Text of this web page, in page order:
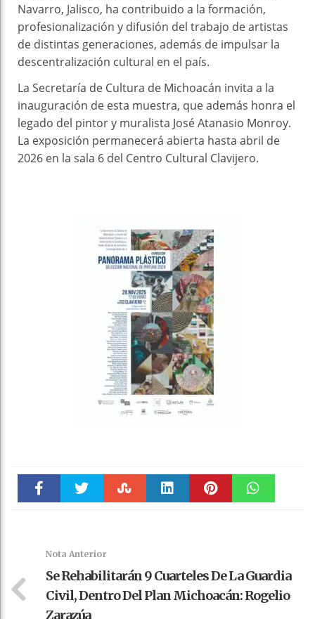
Navarro, Jalisco, ha contribuido a la formación,
profesionalización y difusión del trabajo de artistas
de distintas generaciones, además de impulsar la
descentralización cultural en el país.
La Secretaría de Cultura de Michoacán invita a la
inauguración de esta muestra, que además honra el
legado del pintor y muralista José Atanasio Monroy.
La exposición permanecerá abierta hasta abril de
2026 en la sala 6 del Centro Cultural Clavijero.
Nota Anterior
Se Rehabilitarán 9 Cuarteles De La Guardia
Civil, Dentro Del Plan Michoacán: Rogelio
Zarazúa